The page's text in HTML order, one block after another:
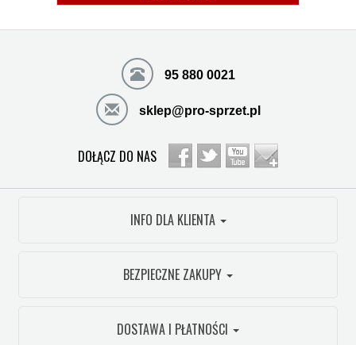
95 880 0021
sklep@pro-sprzet.pl
DOŁĄCZ DO NAS
INFO DLA KLIENTA
BEZPIECZNE ZAKUPY
DOSTAWA I PŁATNOŚCI